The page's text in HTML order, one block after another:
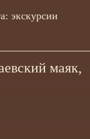
экскурсии
маяк,